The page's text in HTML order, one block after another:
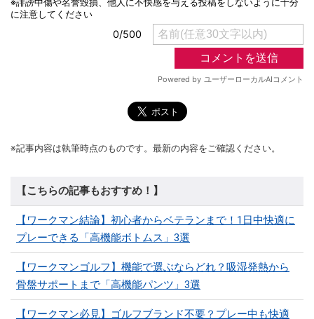
※記事内容は執筆時点のものです。最新の内容をご確認ください。
【こちらの記事もおすすめ！】
【ワークマン結論】初心者からベテランまで！1日中快適に
プレーできる「高機能ボトムス」3選
【ワークマンゴルフ】機能で選ぶならどれ？吸湿発熱から
骨盤サポートまで「高機能パンツ」3選
【ワークマン必見】ゴルフブランド不要？プレー中も快適